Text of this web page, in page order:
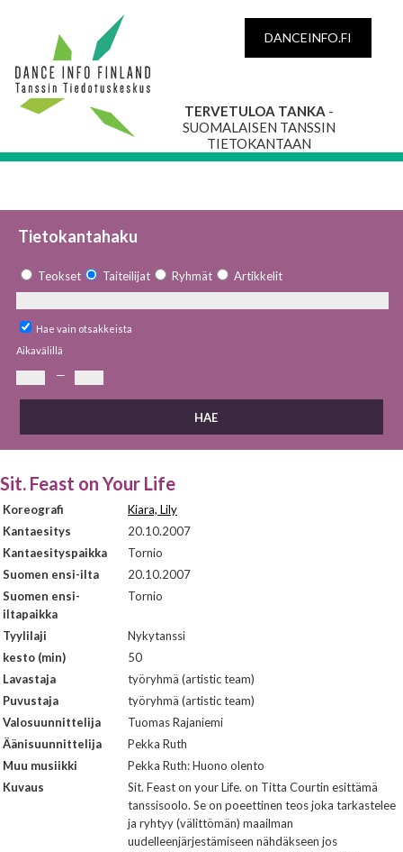
DANCEINFO.FI
TERVETULOA TANKA -
SUOMALAISEN TANSSIN
TIETOKANTAAN
Tietokantahaku
Teokset Taiteilijat Ryhmät Artikkelit
Hae vain otsakkeista
Aikavälillä
—
Sit. Feast on Your Life
Koreografi
Kiara, Lily
Kantaesitys
20.10.2007
Kantaesityspaikka
Tornio
Suomen ensi-ilta
20.10.2007
Suomen ensi-
iltapaikka
Tornio
Tyylilaji
Nykytanssi
kesto (min)
50
Lavastaja
työryhmä (artistic team)
Puvustaja
työryhmä (artistic team)
Valosuunnittelija
Tuomas Rajaniemi
Äänisuunnittelija
Pekka Ruth
Muu musiikki
Pekka Ruth: Huono olento
Kuvaus
Sit. Feast on your Life. on Titta Courtin esittämä
tanssisoolo. Se on poeettinen teos joka tarkastelee
ja ryhtyy (välittömän) maailman
uudelleenjärjestämiseen nähdäkseen jos